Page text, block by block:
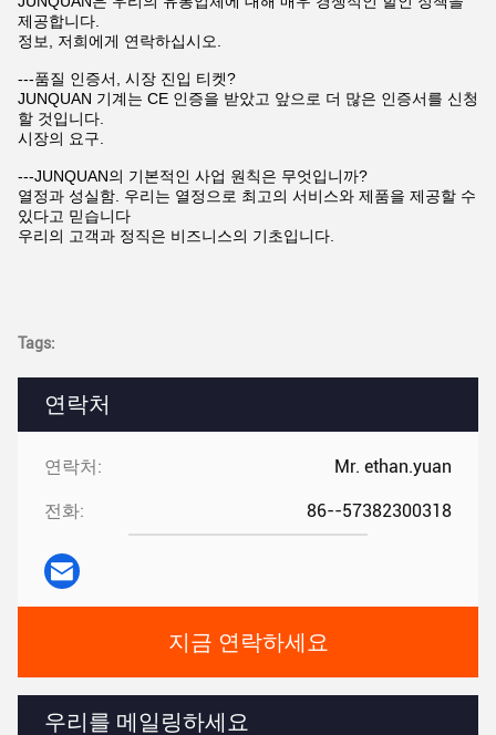
연락처
연락처: Mr. ethan.yuan
전화: 86--57382300318
지금 연락하세요
우리를 메일링하세요
제공합니다.
정보, 저희에게 연락하십시오.
---품질 인증서, 시장 진입 티켓?
JUNQUAN 기계는 CE 인증을 받았고 앞으로 더 많은 인증서를 신청
할 것입니다.
시장의 요구.
---JUNQUAN의 기본적인 사업 원칙은 무엇입니까?
열정과 성실함. 우리는 열정으로 최고의 서비스와 제품을 제공할 수
있다고 믿습니다
우리의 고객과 정직은 비즈니스의 기초입니다.
Tags: